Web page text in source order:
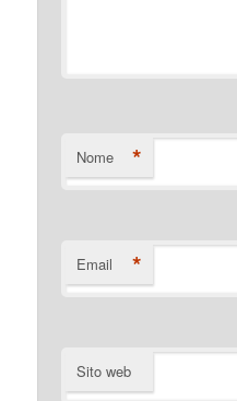
Nome *
Email *
Sito web